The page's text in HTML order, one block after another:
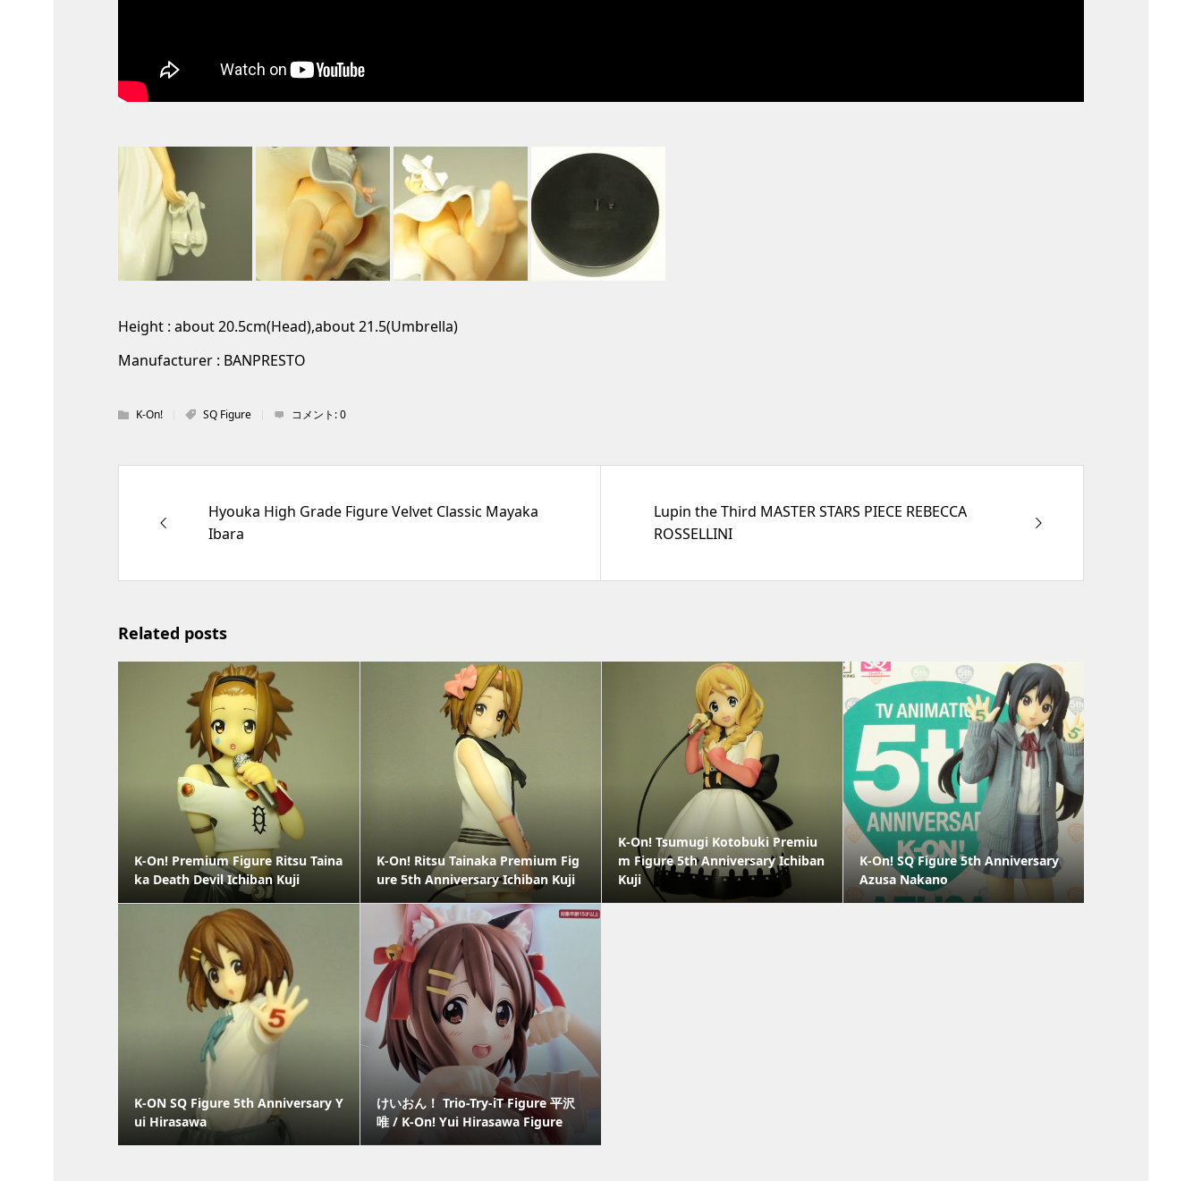
Height : about 20.5cm(Head),about 21.5(Umbrella)
Manufacturer : BANPRESTO
K-On! SQ Figure コメント:0
Hyouka High Grade Figure Velvet Classic Mayaka
Ibara
Lupin the Third MASTER STARS PIECE REBECCA
ROSSELLINI
Related posts
K-On! Premium Figure Ritsu Taina
ka Death Devil Ichiban Kuji
K-On! Ritsu Tainaka Premium Fig
ure 5th Anniversary Ichiban Kuji
K-On! Tsumugi Kotobuki Premiu
m Figure 5th Anniversary Ichiban
Kuji
K-On! SQ Figure 5th Anniversary
Azusa Nakano
K-ON SQ Figure 5th Anniversary Y
ui Hirasawa
けいおん！ Trio-Try-iT Figure 平沢
唯 / K-On! Yui Hirasawa Figure